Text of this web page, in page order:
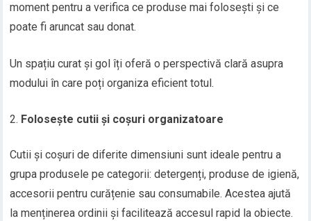
moment pentru a verifica ce produse mai folosești și ce
poate fi aruncat sau donat.
Un spațiu curat și gol îți oferă o perspectivă clară asupra
modului în care poți organiza eficient totul.
Folosește cutii și coșuri organizatoare
Cutii și coșuri de diferite dimensiuni sunt ideale pentru a
grupa produsele pe categorii: detergenți, produse de igienă,
accesorii pentru curățenie sau consumabile. Acestea ajută
la menținerea ordinii și facilitează accesul rapid la obiecte.